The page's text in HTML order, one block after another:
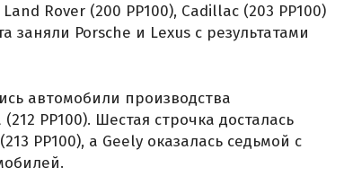
Rover (200 PP100), Cadillac (203 PP100)
заняли Porsche и Lexus с результатами
автомобили производства
PP100). Шестая строчка досталась
PP100), а Geely оказалась седьмой с